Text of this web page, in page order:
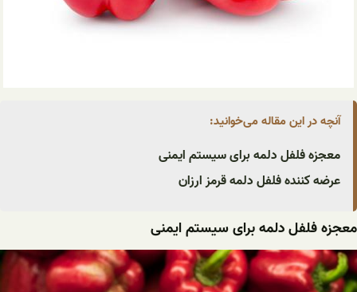
آنچه در این مقاله می‌خوانید:
معجزه فلفل دلمه برای سیستم ایمنی
عرضه کننده فلفل دلمه قرمز ارزان
معجزه فلفل دلمه برای سیستم ایمنی